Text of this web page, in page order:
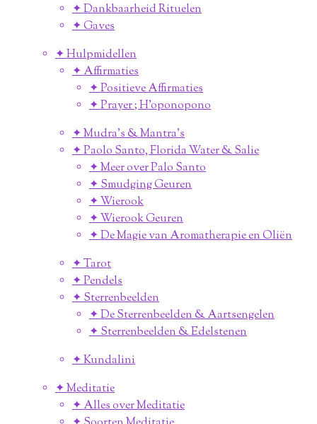
✦ Dankbaarheid Rituelen
✦ Gaves
✦ Hulpmidellen
✦ Affirmaties
✦ Positieve Affirmaties
✦ Prayer ; H'oponopono
✦ Mudra's & Mantra's
✦ Paolo Santo, Florida Water & Salie
✦ Meer over Palo Santo
✦ Smudging Geuren
✦ Wierook
✦ Wierook Geuren
✦ De Magie van Aromatherapie en Oliën
✦ Tarot
✦ Pendels
✦ Sterrenbeelden
✦ De Sterrenbeelden & Aartsengelen
✦ Sterrenbeelden & Edelstenen
✦ Kundalini
✦ Meditatie
✦ Alles over Meditatie